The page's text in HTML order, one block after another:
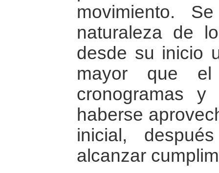
movimiento.
naturaleza de
desde su inicio
mayor que
cronogramas
haberse
inicial,
alcanzar